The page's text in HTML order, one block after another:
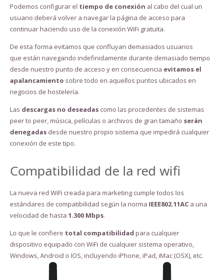
Podemos configurar el tiempo de conexión al cabo del cual un
usuario deberá volver a navegar la página de acceso para
continuar haciendo uso de la conexión WiFi gratuita.
De esta forma evitamos que confluyan demasiados usuarios
que están navegando indefinidamente durante demasiado tiempo
desde nuestro punto de acceso y en consecuencia evitamos el
apalancamiento sobre todo en aquellos puntos ubicados en
negocios de hostelería.
Las descargas no deseadas como las procedentes de sistemas
peer to peer, música, películas o archivos de gran tamaño serán
denegadasdesde nuestro propio sistema que impedirá cualquier
conexión de este tipo.
Compatibilidad de la red wifi
La nueva red WiFi creada para marketing cumple todos los
estándares de compatibilidad según la norma IEEE802.11ACa una
velocidad de hasta 1.300 Mbps.
Lo que le confiere total compatibilidad para cualquier
dispositivo equipado con WiFi de cualquier sistema operativo,
Windows, Android o IOS, incluyendo iPhone, iPad, iMac (OSX), etc.